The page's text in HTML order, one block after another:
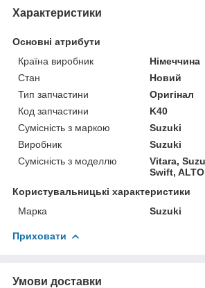
Характеристики
Основні атрибути
Країна виробник
Німеччина
Стан
Новий
Тип запчастини
Оригінал
Код запчастини
K40
Сумісність з маркою
Suzuki
Виробник
Suzuki
Сумісність з моделлю
Vitara,
Swift, ALTO
Користувальницькі характеристики
Марка
Suzuki
Приховати
Умови доставки